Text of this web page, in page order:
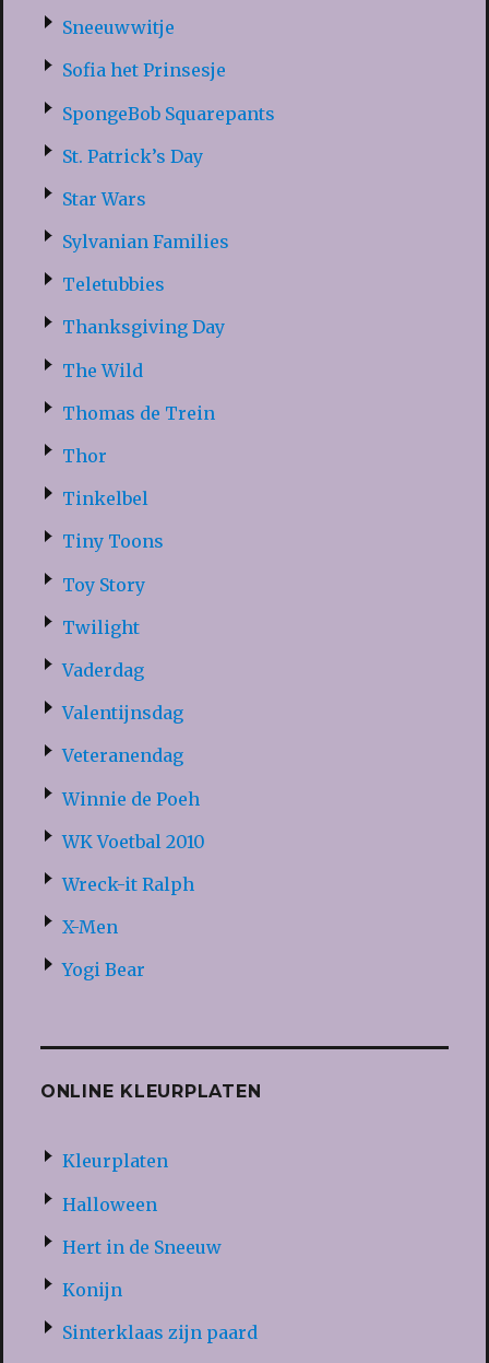
Sneeuwwitje
Sofia het Prinsesje
SpongeBob Squarepants
St. Patrick’s Day
Star Wars
Sylvanian Families
Teletubbies
Thanksgiving Day
The Wild
Thomas de Trein
Thor
Tinkelbel
Tiny Toons
Toy Story
Twilight
Vaderdag
Valentijnsdag
Veteranendag
Winnie de Poeh
WK Voetbal 2010
Wreck-it Ralph
X-Men
Yogi Bear
ONLINE KLEURPLATEN
Kleurplaten
Halloween
Hert in de Sneeuw
Konijn
Sinterklaas zijn paard